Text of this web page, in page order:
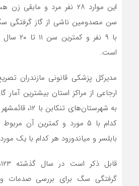
این موارد ۲۸ نفر مرد و
است.
مدیرکل پزشکی قانونی مازندران
ارجاعی از مراکز استان بیشترین
کدام با ۵ مورد و کمترین آن
بابلسر و میاندورود هر کدام با یک
گرفتگی سگ برای بررسی صدمات